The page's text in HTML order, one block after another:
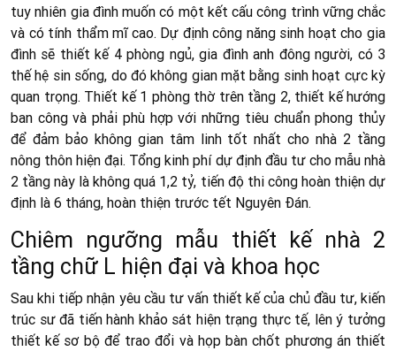
tuy nhiên gia đình muốn có một kết cấu công trình vững chắc
và có tính thẩm mĩ cao. Dự định công năng sinh hoạt cho gia
đình sẽ thiết kế 4 phòng ngủ, gia đình anh đông người, có 3
thế hệ sin sống, do đó không gian mặt bằng sinh hoạt cực kỳ
quan trọng. Thiết kế 1 phòng thờ trên tầng 2, thiết kế hướng
ban công và phải phù hợp với những tiêu chuẩn phong thủy
để đảm bảo không gian tâm linh tốt nhất cho nhà 2 tầng
nông thôn hiện đại. Tổng kinh phí dự định đầu tư cho mẫu nhà
2 tầng này là không quá 1,2 tỷ, tiến độ thi công hoàn thiện dự
định là 6 tháng, hoàn thiện trước tết Nguyên Đán.
Chiêm ngưỡng mẫu thiết kế nhà 2
tầng chữ L hiện đại và khoa học
Sau khi tiếp nhận yêu cầu tư vấn thiết kế của chủ đầu tư, kiến
trúc sư đã tiến hành khảo sát hiện trạng thực tế, lên ý tưởng
thiết kế sơ bộ để trao đổi và họp bàn chốt phương án thiết